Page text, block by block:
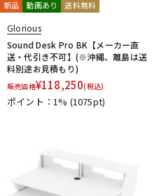
新品 動画あり 送料無料
Glorious
Sound Desk Pro BK【メーカー直
送・代引き不可】(※沖縄、離島は送
料別途お見積もり)
販売価格¥118,250(税込)
ポイント：1% (1075pt)